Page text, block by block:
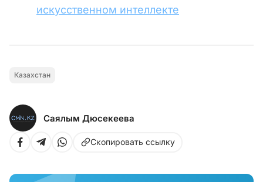
искусственном интеллекте
Казахстан
Саялым Дюсекеева
Скопировать ссылку